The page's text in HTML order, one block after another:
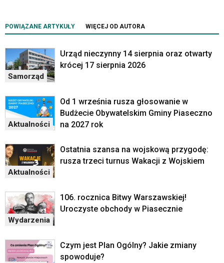
POWIĄZANE ARTYKUŁY WIĘCEJ OD AUTORA
Samorząd
Urząd nieczynny 14 sierpnia oraz otwarty
krócej 17 sierpnia 2026
Aktualności
Od 1 września rusza głosowanie w
Budżecie Obywatelskim Gminy Piaseczno
na 2027 rok
Aktualności
Ostatnia szansa na wojskową przygodę:
rusza trzeci turnus Wakacji z Wojskiem
Wydarzenia
106. rocznica Bitwy Warszawskiej!
Uroczyste obchody w Piasecznie
Czym jest Plan Ogólny? Jakie zmiany
spowoduje?